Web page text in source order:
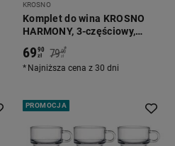
KROSNO
Komplet do wina KROSNO
HARMONY, 3-częściowy,
6990
zł 79 00
zł
*
Najniższa cena z 30 dni
PROMOCJA